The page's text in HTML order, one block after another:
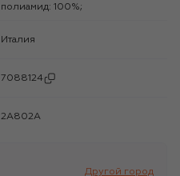
полиамид: 100%;
Италия
7088124
2A802A
Другой город